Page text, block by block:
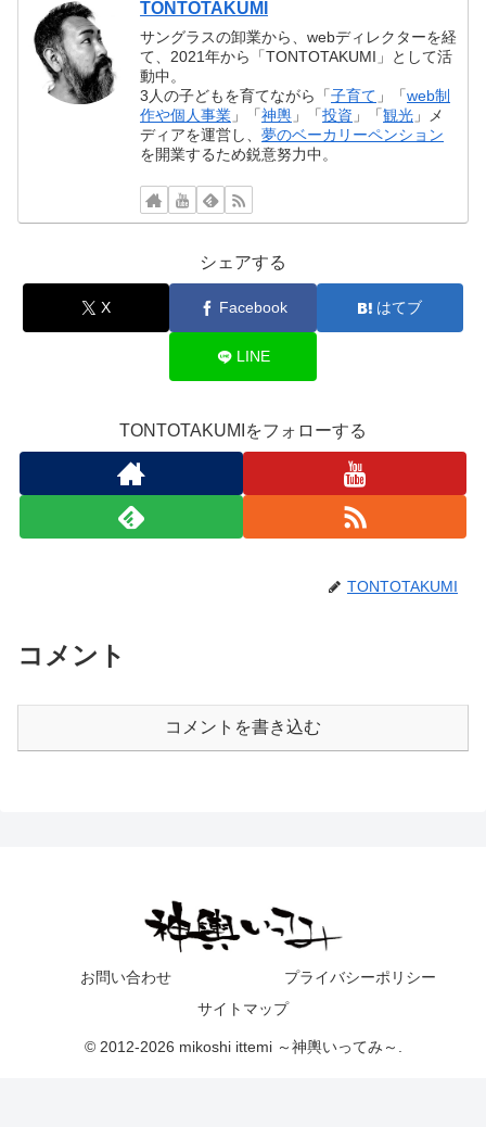
TONTOTAKUMI
サングラスの卸業から、webディレクターを経
て、2021年から「TONTOTAKUMI」として活
動中。
3人の子どもを育てながら「子育て 」「web制
作や個人事業 」「神輿 」「投資 」「観光 」メ
ディアを運営し、夢のベーカリーペンション
を開業するため鋭意努力中。
シェアする
X Facebook はてブ
LINE
TONTOTAKUMIをフォローする
TONTOTAKUMI
コメント
コメントを書き込む
お問い合わせ
プライバシーポリシー
サイトマップ
© 2012-2026 mikoshi ittemi ～神輿いってみ～.